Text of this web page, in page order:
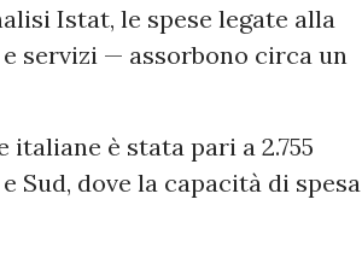
Istat, le spese legate alla
servizi — assorbono circa un
è stata pari a 2.755
dove la capacità di spesa